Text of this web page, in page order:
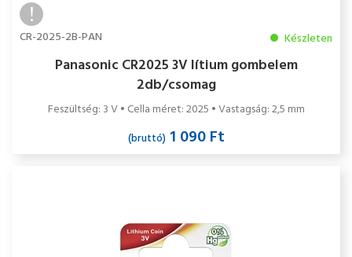
CR-2025-2B-PAN Készleten
Panasonic CR2025 3V lítium gombelem
2db/csomag
Feszültség: 3 V • Cella méret: 2025 • Vastagság: 2,5 mm
(bruttó)1 090 Ft